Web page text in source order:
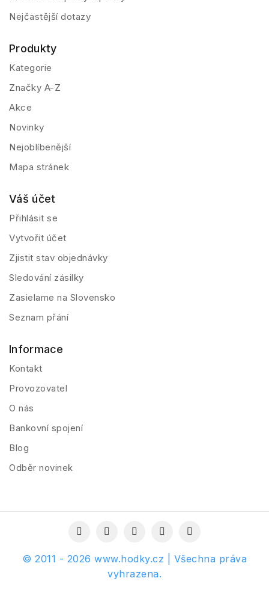
Nejčastější dotazy
Produkty
Kategorie
Značky A-Z
Akce
Novinky
Nejoblíbenější
Mapa stránek
Váš účet
Přihlásit se
Vytvořit účet
Zjistit stav objednávky
Sledování zásilky
Zasielame na Slovensko
Seznam přání
Informace
Kontakt
Provozovatel
O nás
Bankovní spojení
Blog
Odběr novinek
© 2011 - 2026 www.hodky.cz | Všechna práva
vyhrazena.